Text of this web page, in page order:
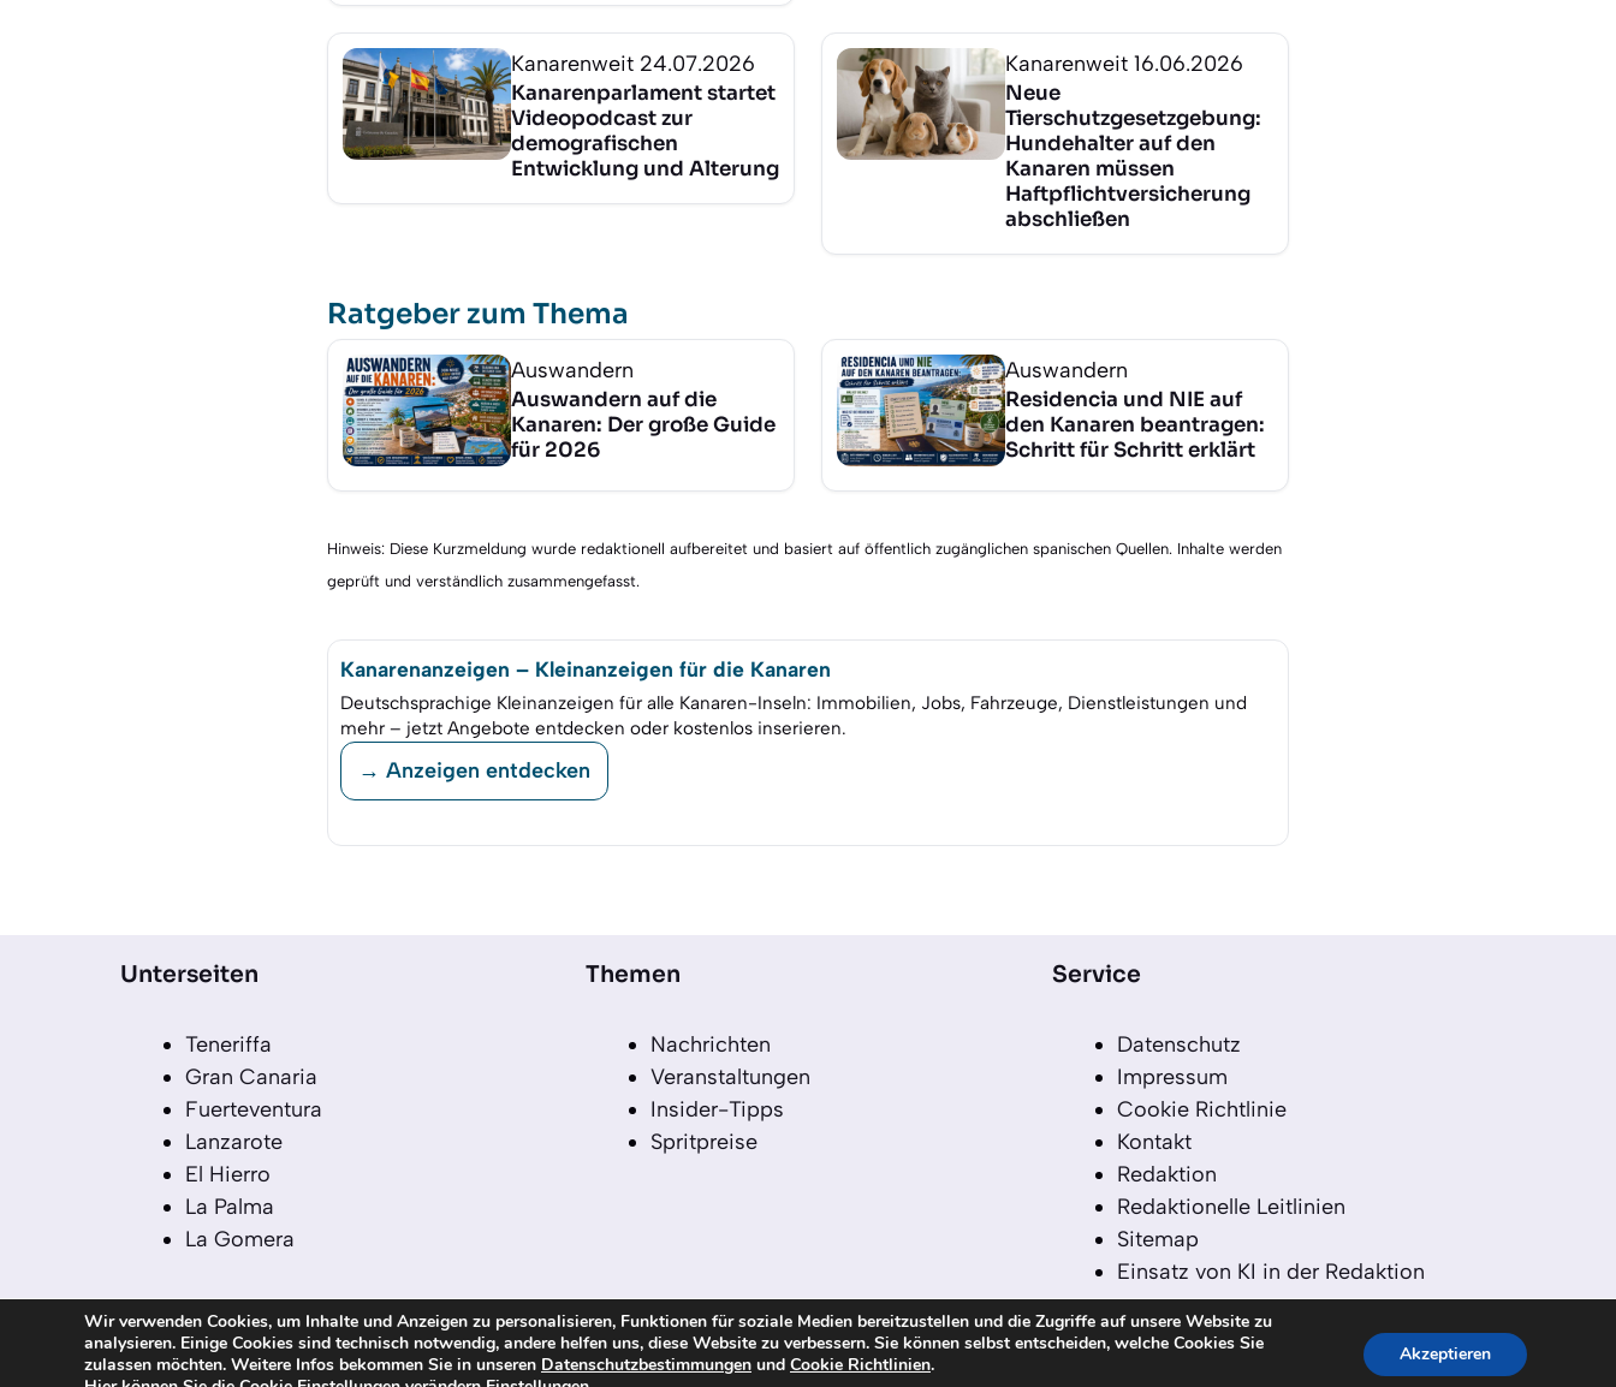
Kanarenweit 24.07.2026
Kanarenparlament startet
Videopodcast zur
demografischen
Entwicklung und Alterung
Kanarenweit 16.06.2026
Neue
Tierschutzgesetzgebung:
Hundehalter auf den
Kanaren müssen
Haftpflichtversicherung
abschließen
Ratgeber zum Thema
Auswandern
Auswandern auf die
Kanaren: Der große Guide
für 2026
Auswandern
Residencia und NIE auf
den Kanaren beantragen:
Schritt für Schritt erklärt
Hinweis: Diese Kurzmeldung wurde redaktionell aufbereitet und basiert auf öffentlich zugänglichen spanischen Quellen. Inhalte werden
geprüft und verständlich zusammengefasst.
Kanarenanzeigen – Kleinanzeigen für die Kanaren
Deutschsprachige Kleinanzeigen für alle Kanaren-Inseln: Immobilien, Jobs, Fahrzeuge, Dienstleistungen und
mehr – jetzt Angebote entdecken oder kostenlos inserieren.
→ Anzeigen entdecken
Unterseiten
Teneriffa
Gran Canaria
Fuerteventura
Lanzarote
El Hierro
La Palma
La Gomera
Themen
Nachrichten
Veranstaltungen
Insider-Tipps
Spritpreise
Service
Datenschutz
Impressum
Cookie Richtlinie
Kontakt
Redaktion
Redaktionelle Leitlinien
Sitemap
Einsatz von KI in der Redaktion
© 2026 kanaren-nachrichten.com – Alle Rechte vorbehalten
Wir verwenden Cookies, um Inhalte und Anzeigen zu personalisieren, Funktionen für soziale Medien bereitzustellen und die Zugriffe auf unsere Website zu
analysieren. Einige Cookies sind technisch notwendig, andere helfen uns, diese Website zu verbessern. Sie können selbst entscheiden, welche Cookies Sie
zulassen möchten. Weitere Infos bekommen Sie in unseren Datenschutzbestimmungen und Cookie Richtlinien.
Akzeptieren